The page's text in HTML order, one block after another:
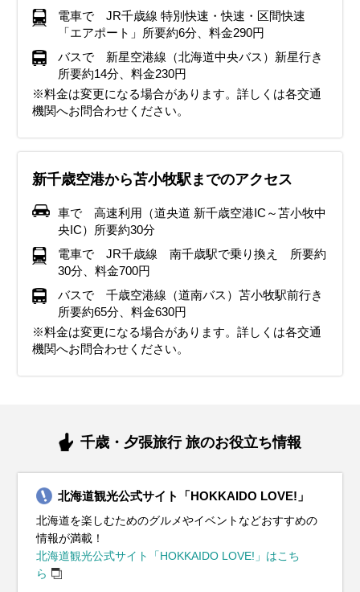
電車で JR千歳線 特別快速・快速・区間快速
「エアポート」所要約6分、料金290円
バスで 新星空港線（北海道中央バス）新星行き
所要約14分、料金230円
※料金は変更になる場合があります。詳しくは各交通
機関へお問合わせください。
新千歳空港から苫小牧駅までのアクセス
車で 高速利用（道央道 新千歳空港IC～苫小牧中
央IC）所要約30分
電車で JR千歳線 南千歳駅で乗り換え 所要約
30分、料金700円
バスで 千歳空港線（道南バス）苫小牧駅前行き
所要約65分、料金630円
※料金は変更になる場合があります。詳しくは各交通
機関へお問合わせください。
千歳・夕張旅行 旅のお役立ち情報
北海道観光公式サイト「HOKKAIDO LOVE!」
北海道を楽しむためのグルメやイベントなどおすすめの
情報が満載！
北海道観光公式サイト「HOKKAIDO LOVE!」はこち
ら